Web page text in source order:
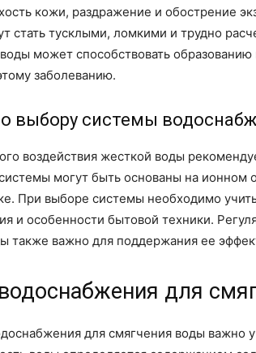
кожи, раздражение и обострение
стать тусклыми, ломкими и трудно
может способствовать
заболеванию.
выбору системы
воздействия жесткой воды
могут быть основаны на ионном
При выборе системы необходимо
и особенности бытовой техники.
также важно для поддержания ее
для
для смягчения воды важно